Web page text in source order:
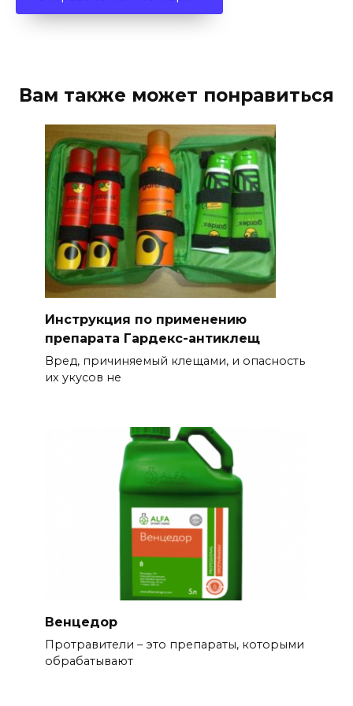
Вам также может понравиться
Инструкция по применению
препарата Гардекс-антиклещ
Вред, причиняемый клещами, и опасность
их укусов не
Венцедор
Протравители – это препараты, которыми
обрабатывают